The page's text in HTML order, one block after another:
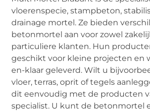
vloerenspecie, stampbeton,
drainage mortel. Ze bieden
betonmortel aan voor zowel
particuliere klanten. Hun
geschikt voor kleine projecten en
en-klaar geleverd. Wilt u
vloer, terras, oprit of tegels
dit eenvoudig met de producten
specialist. U kunt de betonmortel